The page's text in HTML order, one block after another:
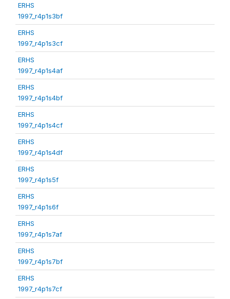
ERHS
1997_r4p1s3bf
ERHS
1997_r4p1s3cf
ERHS
1997_r4p1s4af
ERHS
1997_r4p1s4bf
ERHS
1997_r4p1s4cf
ERHS
1997_r4p1s4df
ERHS
1997_r4p1s5f
ERHS
1997_r4p1s6f
ERHS
1997_r4p1s7af
ERHS
1997_r4p1s7bf
ERHS
1997_r4p1s7cf